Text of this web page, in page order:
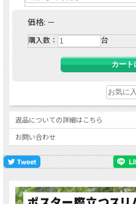
価格: －
購入数： 台
返品についての詳細はこちら
お問い合わせ